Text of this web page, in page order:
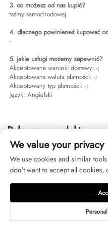
3. co możesz od nas kupić?
taśmy samochodowej
4. dlaczego powinieneś kupować
-
5. jakie usługi możemy zapewnić?
Akceptowane warunki dostawy: -;
Akceptowana waluta płatności: -;
Akceptowany typ płatności: -;
Język: Angielski
Polecane produkty
We value your privacy
We use cookies and similar
don't want to accept all cookies,